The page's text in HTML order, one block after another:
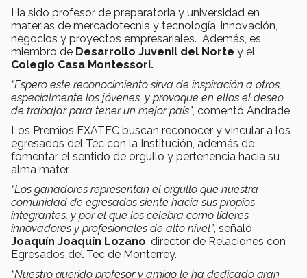
Ha sido profesor de preparatoria y universidad en
materias de mercadotecnia y tecnología, innovación,
negocios y proyectos empresariales. Además, es
miembro de Desarrollo Juvenil del Norte y el
Colegio Casa Montessori.
“Espero este reconocimiento sirva de inspiración a otros,
especialmente los jóvenes, y provoque en ellos el deseo
de trabajar para tener un mejor país”, comentó Andrade.
Los Premios EXATEC buscan reconocer y vincular a los
egresados del Tec con la Institución, además de
fomentar el sentido de orgullo y pertenencia hacia su
alma máter.
“Los ganadores representan el orgullo que nuestra
comunidad de egresados siente hacia sus propios
integrantes, y por el que los celebra como líderes
innovadores y profesionales de alto nivel”, señaló
Joaquín Joaquín Lozano , director de Relaciones con
Egresados del Tec de Monterrey.
“Nuestro querido profesor y amigo le ha dedicado gran